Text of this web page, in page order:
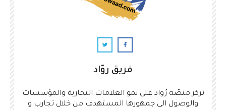
فريق روّاد
تركز منصّة رُواد على نمو العلامات التجارية والمؤسسات
والوصول الى جمهورها المستهدف من خلال تجارب و